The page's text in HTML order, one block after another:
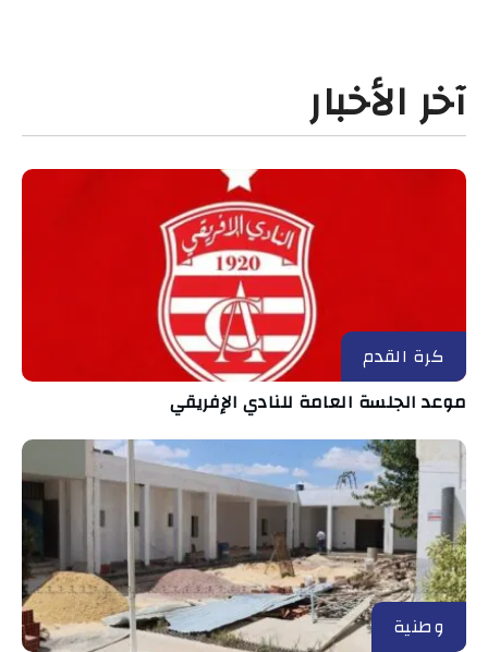
آخر الأخبار
كرة القدم
موعد الجلسة العامة للنادي الإفريقي
وطنية